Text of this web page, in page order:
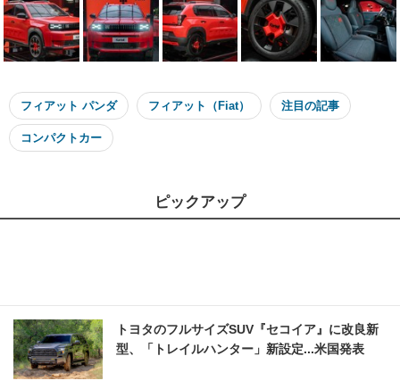
フィアット パンダ フィアット（Fiat） 注目の記事
コンパクトカー
ピックアップ
トヨタのフルサイズSUV『セコイア』に改良新
型、「トレイルハンター」新設定...米国発表